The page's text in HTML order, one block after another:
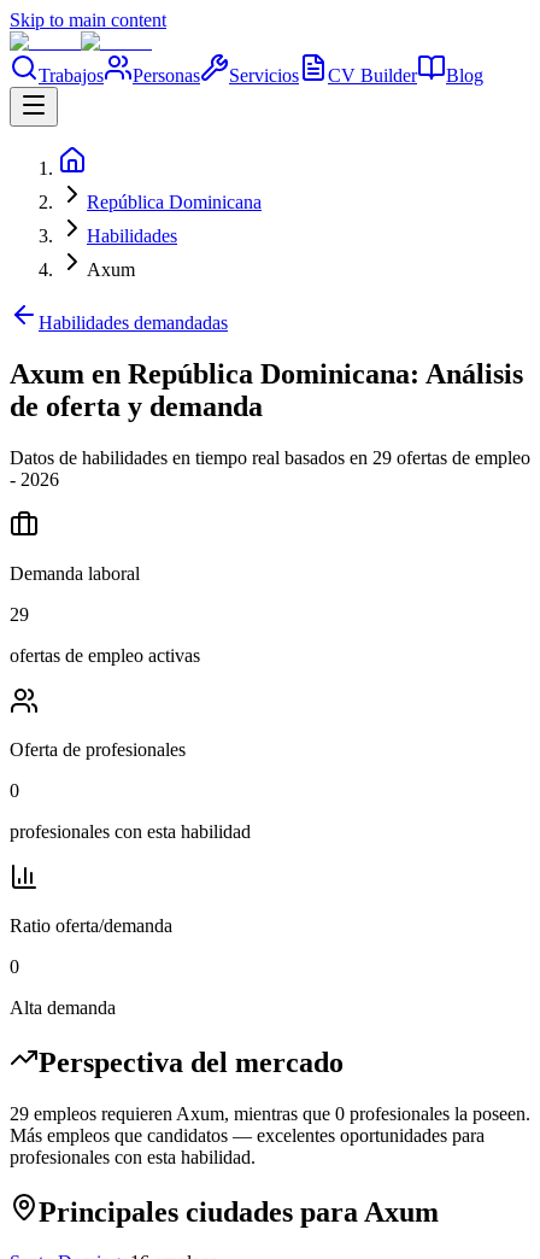
Skip to main content
Trabajos Personas Servicios CV Builder Blog
República Dominicana
Habilidades
Axum
Habilidades demandadas
Axum en República Dominicana: Análisis
de oferta y demanda
Datos de habilidades en tiempo real basados en 29 ofertas de empleo
- 2026
Demanda laboral
29
ofertas de empleo activas
Oferta de profesionales
0
profesionales con esta habilidad
Ratio oferta/demanda
0
Alta demanda
Perspectiva del mercado
29 empleos requieren Axum, mientras que 0 profesionales la poseen.
Más empleos que candidatos — excelentes oportunidades para
profesionales con esta habilidad.
Principales ciudades para Axum